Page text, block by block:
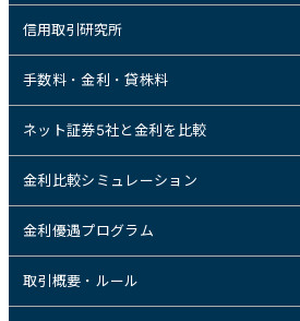
信用取引研究所
手数料・金利・貸株料
ネット証券5社と金利を比較
金利比較シミュレーション
金利優遇プログラム
取引概要・ルール